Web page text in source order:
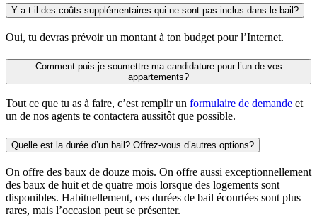
Y a-t-il des coûts supplémentaires qui ne sont pas inclus dans le bail?
Oui, tu devras prévoir un montant à ton budget pour l’Internet.
Comment puis-je soumettre ma candidature pour l’un de vos
appartements?
Tout ce que tu as à faire, c’est remplir un formulaire de demande et
un de nos agents te contactera aussitôt que possible.
Quelle est la durée d’un bail? Offrez-vous d’autres options?
On offre des baux de douze mois. On offre aussi exceptionnellement
des baux de huit et de quatre mois lorsque des logements sont
disponibles. Habituellement, ces durées de bail écourtées sont plus
rares, mais l’occasion peut se présenter.